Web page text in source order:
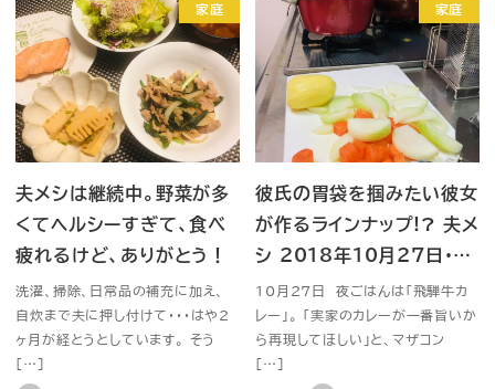
家庭
夫メシは継続中。野菜が多
くてヘルシーすぎて、食べ
疲れるけど、ありがとう！
洗濯、掃除、日常品の補充に加え、
自炊まで夫に押し付けて・・・はや2
ヶ月が経とうとしています。 そう
[…]
家庭
彼氏の胃袋を掴みたい彼女
が作るラインナップ!? 夫メ
シ 2018年10月27日・…
10月27日 夜ごはんは「飛騨牛カ
レー」。 「実家のカレーが一番旨いか
ら再現してほしい」と、マザコン
[…]